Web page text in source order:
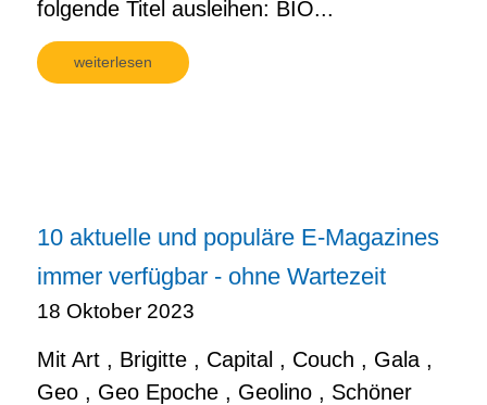
folgende Titel ausleihen: BIO...
weiterlesen
10 aktuelle und populäre E-Magazines
immer verfügbar - ohne Wartezeit
18 Oktober 2023
Mit Art , Brigitte , Capital , Couch , Gala ,
Geo , Geo Epoche , Geolino , Schöner